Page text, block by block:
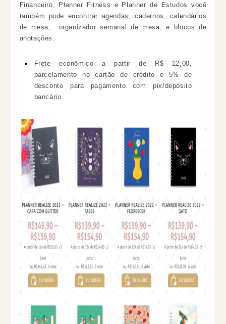
Financeiro, Planner Fitness e Planner de Estudos você
também pode encontrar agendas, cadernos, calendários
de mesa, organizador semanal de mesa, e blocos de
anotações.
Frete econômico a partir de R$ 12,00,
parcelamento no cartão de crédito e 5% de
desconto para pagamento com pix/depósito
bancário.